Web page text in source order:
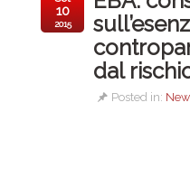
dal
Posted in:
10
2015